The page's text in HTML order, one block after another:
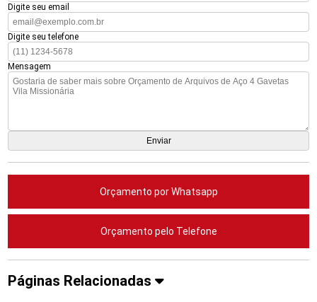
Digite seu email
Digite seu telefone
Mensagem
Orçamento por Whatsapp
Orçamento pelo Telefone
Páginas Relacionadas